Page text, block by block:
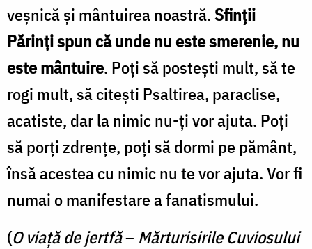
Andrei
Agache
veșnică și mântuirea noastră.Sfinții
Părinți spun că unde nu este smerenie, nu
este mântuire. Poți să postești mult, să te
rogi mult, să citești Psaltirea, paraclise,
acatiste, dar la nimic nu-ți vor ajuta. Poți
să porți zdrențe, poți să dormi pe pământ,
însă acestea cu nimic nu te vor ajuta. Vor fi
numai o manifestare a fanatismului.
(O viață de jertfă– Mărturisirile Cuviosului